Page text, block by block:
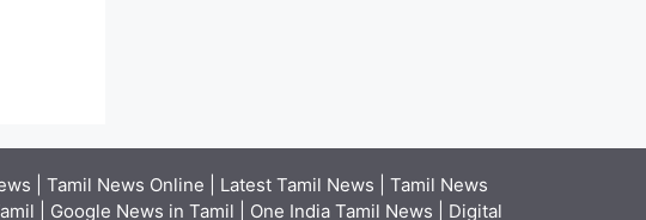
| Tamil News Online | Latest Tamil News | Tamil News
| Google News in Tamil | One India Tamil News | Digital